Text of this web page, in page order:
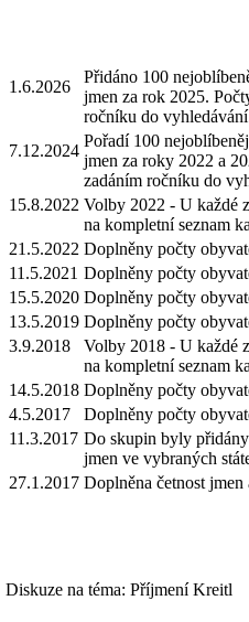
1.6.2026
Přidáno 100
jmen za rok 2025.
ročníku do
7.12.2024
Pořadí 100
jmen za roky 2022 a
zadáním ročníku do
15.8.2022 Volby 2022 - U každé
na kompletní seznam
21.5.2022 Doplněny počty
11.5.2021 Doplněny počty
15.5.2020 Doplněny počty
13.5.2019 Doplněny počty
3.9.2018
Volby 2018 - U každé
na kompletní seznam
14.5.2018 Doplněny počty
4.5.2017
Doplněny počty
11.3.2017 Do skupin byly
jmen ve vybraných
27.1.2017 Doplněna četnost
Diskuze na téma: Příjmení Kreitl